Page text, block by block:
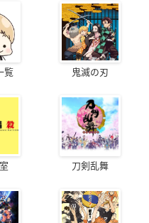
覧 鬼滅の刃
刀剣乱舞